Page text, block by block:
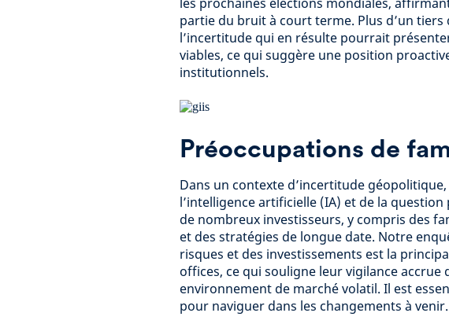
partie du bruit à court terme. Plus d’un
l’incertitude qui en résulte pourrait
viables, ce qui suggère une position
institutionnels.
Préoccupations de
Dans un contexte d’incertitude
l’intelligence artificielle (IA) et de la
de nombreux investisseurs, y compris des
et des stratégies de longue date. Notre
risques et des investissements est la
offices, ce qui souligne leur vigilance
environnement de marché volatil. Il est
pour naviguer dans les changements à venir.